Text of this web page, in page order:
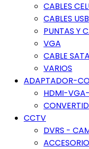
CABLES
CABLES
PUNTAS Y
VGA
CABLE SATA
VARIOS
ADAPTADOR-
HDMI-
CCTV
DVRS -